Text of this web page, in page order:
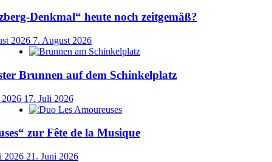
Denkmal“ heute noch zeitgemäß?
2026 7. August 2026
Brunnen auf dem Schinkelplatz
17. Juli 2026
zur Fête de la Musique
2026 21. Juni 2026